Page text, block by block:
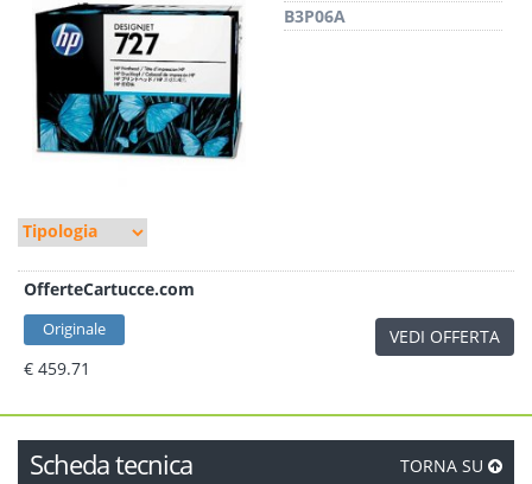
B3P06A
OfferteCartucce.com
Originale
€ 459.71
VEDI OFFERTA
Scheda tecnica TORNA SU